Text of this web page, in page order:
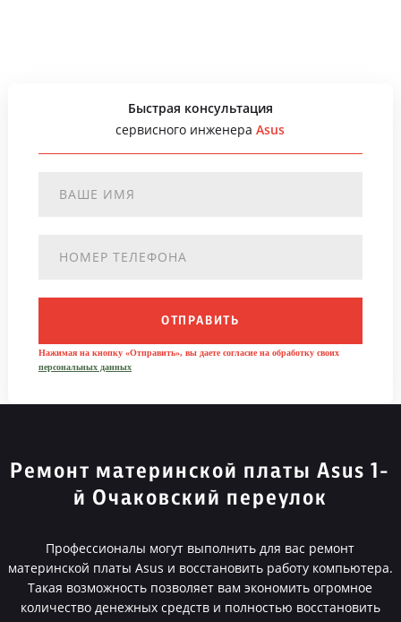
Быстрая консультация
сервисного инженераAsus
ОТПРАВИТЬ
Нажимая на кнопку «Отправить», вы даете согласие на обработку своих
персональных данных
Ремонт материнской платы Asus 1-
й Очаковский переулок
Профессионалы могут выполнить для вас ремонт
материнской платы Asus и восстановить работу компьютера.
Такая возможность позволяет вам экономить огромное
количество денежных средств и полностью восстановить